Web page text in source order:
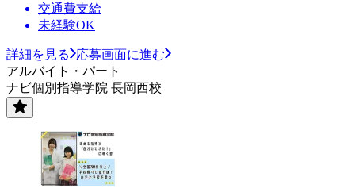
交通費支給
未経験OK
詳細を見る
応募画面に進む
アルバイト・パート
ナビ個別指導学院 長岡西校